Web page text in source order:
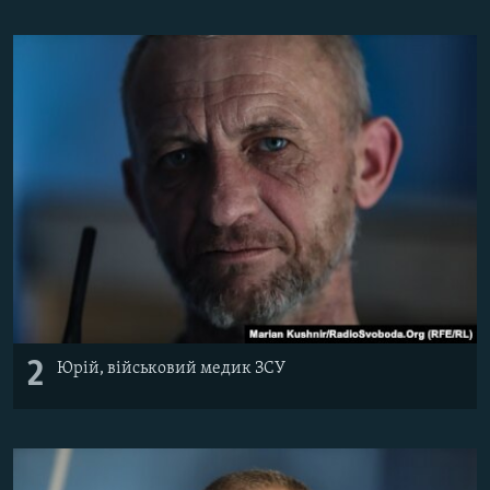
2 Юрій, військовий медик ЗСУ